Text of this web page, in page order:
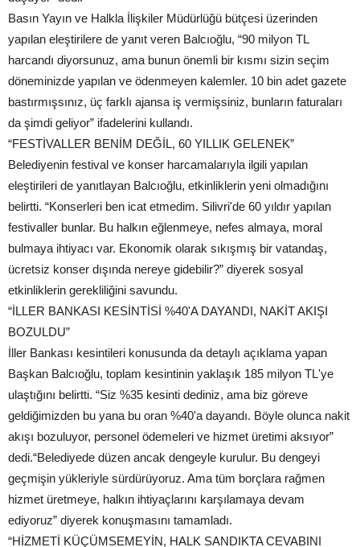
Basın Yayın ve Halkla İlişkiler Müdürlüğü bütçesi üzerinden
yapılan eleştirilere de yanıt veren Balcıoğlu, “90 milyon TL
harcandı diyorsunuz, ama bunun önemli bir kısmı sizin seçim
döneminizde yapılan ve ödenmeyen kalemler. 10 bin adet gazete
bastırmışsınız, üç farklı ajansa iş vermişsiniz, bunların faturaları
da şimdi geliyor” ifadelerini kullandı.
“FESTİVALLER BENİM DEĞİL, 60 YILLIK GELENEK”
Belediyenin festival ve konser harcamalarıyla ilgili yapılan
eleştirileri de yanıtlayan Balcıoğlu, etkinliklerin yeni olmadığını
belirtti. “Konserleri ben icat etmedim. Silivri'de 60 yıldır yapılan
festivaller bunlar. Bu halkın eğlenmeye, nefes almaya, moral
bulmaya ihtiyacı var. Ekonomik olarak sıkışmış bir vatandaş,
ücretsiz konser dışında nereye gidebilir?” diyerek sosyal
etkinliklerin gerekliliğini savundu.
“İLLER BANKASI KESİNTİSİ %40'A DAYANDI, NAKİT AKIŞI
BOZULDU”
İller Bankası kesintileri konusunda da detaylı açıklama yapan
Başkan Balcıoğlu, toplam kesintinin yaklaşık 185 milyon TL'ye
ulaştığını belirtti. “Siz %35 kesinti dediniz, ama biz göreve
geldiğimizden bu yana bu oran %40'a dayandı. Böyle olunca nakit
akışı bozuluyor, personel ödemeleri ve hizmet üretimi aksıyor”
dedi.“Belediyede düzen ancak dengeyle kurulur. Bu dengeyi
geçmişin yükleriyle sürdürüyoruz. Ama tüm borçlara rağmen
hizmet üretmeye, halkın ihtiyaçlarını karşılamaya devam
ediyoruz” diyerek konuşmasını tamamladı.
“HİZMETİ KÜÇÜMSEMEYİN, HALK SANDIKTA CEVABINI